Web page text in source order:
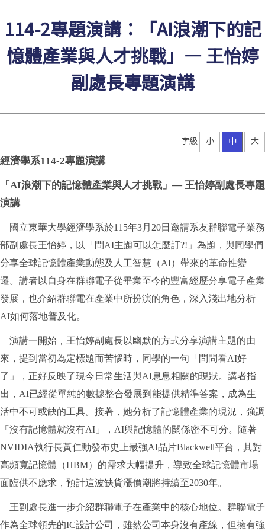
114-2專題演講：「AI浪潮下的記
憶體產業與人才挑戰」— 王怡婷
副處長專題演講
字級 小 中 大
經濟學系114-2專題演講
「AI浪潮下的記憶體產業與人才挑戰」— 王怡婷副處長專題
演講
國立東華大學經濟學系於115年3月20日邀請系友群聯電子業務
部副處長王怡婷，以「問AI主題可以怎麼訂?!」為題，與同學們
分享全球記憶體產業動態及人工智慧（AI）帶來的革命性變
遷。講者以自身在群聯電子從畢業至今的豐富經歷分享電子產業
發展，也介紹群聯電在產業中所扮演的角色，深入淺出地分析
AI如何落地普及化。
演講一開始，王怡婷副處長以幽默的方式分享演講主題的由
來，提到當初為定標題而苦惱時，同學的一句「問問看AI好
了」，正好反映了現今日常生活與AI息息相關的現狀。講者指
出，AI已經從單純的數據整合發展到能提供精準答案，成為生
活中不可或缺的工具。接著，她分析了記憶體產業的現況，強調
「沒有記憶體就沒有AI」，AI與記憶體的關係密不可分。隨著
NVIDIA執行長黃仁勳發布史上最強AI晶片Blackwell平台，其對
高頻寬記憶體（HBM）的需求大幅提升，導致全球記憶體市場
面臨供不應求，預計這波缺貨漲價潮將持續至2030年。
王副處長進一步介紹群聯電子在產業中的核心地位。群聯電子
作為全球領先的IC設計公司，雖然公司本身沒有產線，但擁有強